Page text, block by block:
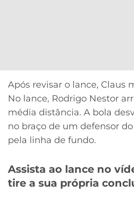
CASSINOS
ONLINE
2026
GRÊMIO
ATLÉTICO
MG
LALIGA
Após revisar o lance, Claus
No lance, Rodrigo Nestor
média distância. A bola
no braço de um defensor
pela linha de fundo.
Assista ao lance no
tire a sua própria